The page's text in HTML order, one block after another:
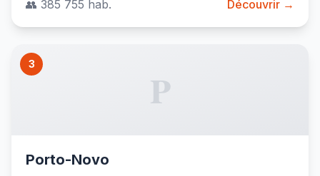
👥 385 755 hab. Découvrir →
3
P
Porto-Novo